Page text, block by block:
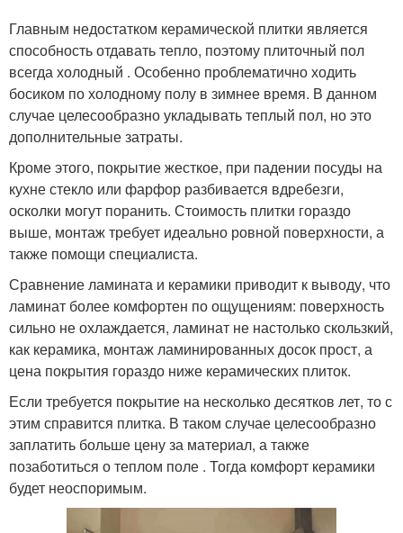
Главным недостатком керамической плитки является
способность отдавать тепло, поэтому плиточный пол
всегда холодный . Особенно проблематично ходить
босиком по холодному полу в зимнее время. В данном
случае целесообразно укладывать теплый пол, но это
дополнительные затраты.
Кроме этого, покрытие жесткое, при падении посуды на
кухне стекло или фарфор разбивается вдребезги,
осколки могут поранить. Стоимость плитки гораздо
выше, монтаж требует идеально ровной поверхности, а
также помощи специалиста.
Сравнение ламината и керамики приводит к выводу, что
ламинат более комфортен по ощущениям: поверхность
сильно не охлаждается, ламинат не настолько скользкий,
как керамика, монтаж ламинированных досок прост, а
цена покрытия гораздо ниже керамических плиток.
Если требуется покрытие на несколько десятков лет, то с
этим справится плитка. В таком случае целесообразно
заплатить больше цену за материал, а также
позаботиться о теплом поле . Тогда комфорт керамики
будет неоспоримым.